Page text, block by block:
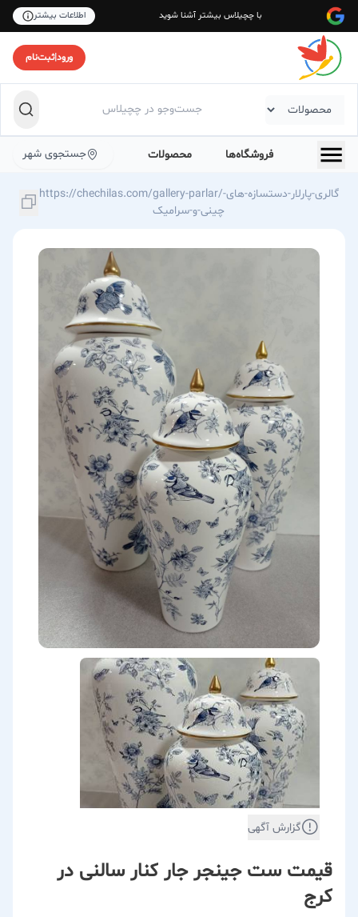
با چچیلاس بیشتر آشنا شوید اطلاعات بیشتر
ورود|ثبت‌نام
فروشگاه‌ها محصولات جستجوی شهر
https://chechilas.com/gallery-parlar/گالری-پارلار-دستسازه-های-
چینی-و-سرامیک
گزارش آگهی
قیمت ست جینجر جار کنار سالنی در
کرج